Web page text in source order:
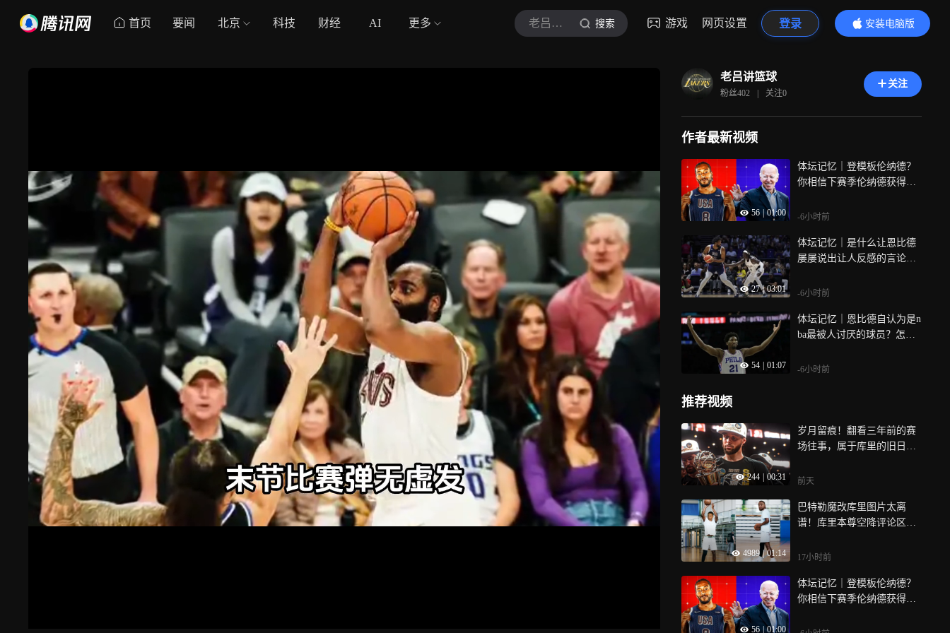
首页 要闻 北京 科技 财经 AI 更多 老吕讲篮球 搜索 游戏 网页设置 登录
安装电脑版
内容更精彩
老吕讲篮球
粉丝402 | 关注0
关注
作者最新视频
56 01:00
体坛记忆｜登模板伦纳德？
你相信下赛季伦纳德获得mv
概率大？
-6小时前
27 | 03:01
体坛记忆｜是什么让恩比德
屡屡说出让人反感的言论
就俩字“惯的”
-6小时前
54 01:07
体坛记忆｜恩比德自认为是n
ba最被人讨厌的球员？怎么
-6小时前
推荐视频
244 00:31
岁月留痕！翻看三年前的赛
场往事，属于库里的旧日回
前天
4989 | 01:14
巴特勒魔改库里图片太离
谱！库里本尊空降评论区：
17小时前
56 01:00
体坛记忆｜登模板伦纳德？
你相信下赛季伦纳德获得mv
概率大？